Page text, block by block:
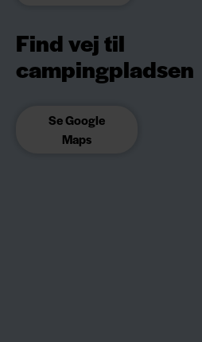
Find vej til
campingpladsen
Se Google
Maps